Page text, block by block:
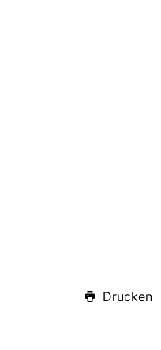
Drucken